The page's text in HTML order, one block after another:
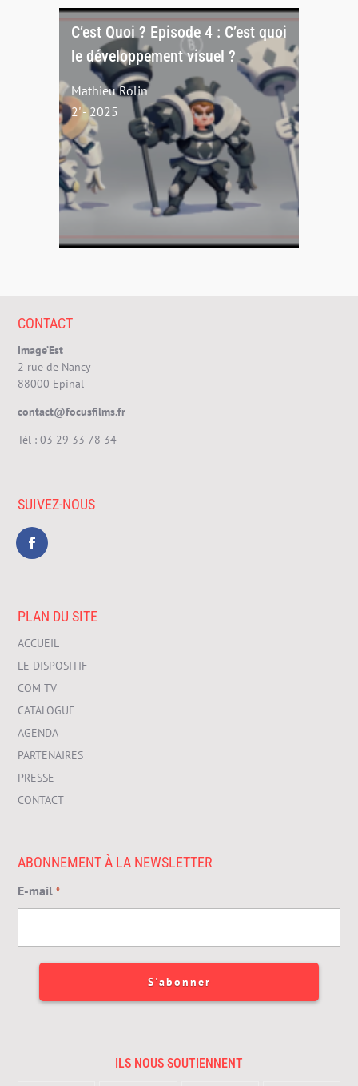
C’est Quoi ? Episode 4 : C’est quoi
le développement visuel ?
Mathieu Rolin
2' - 2025
CONTACT
Image’Est
2 rue de Nancy
88000 Epinal
contact@focusfilms.fr
Tél :03 29 33 78 34
SUIVEZ-NOUS
PLAN DU SITE
ACCUEIL
LE DISPOSITIF
COM TV
CATALOGUE
AGENDA
PARTENAIRES
PRESSE
CONTACT
ABONNEMENT À LA NEWSLETTER
E-mail *
ILS NOUS SOUTIENNENT